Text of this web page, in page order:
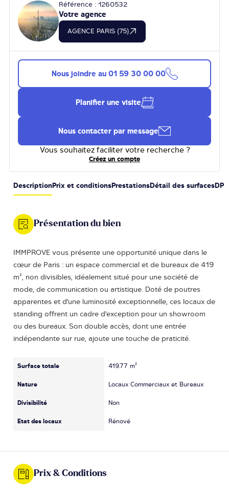
Référence : 1260532
Votre agence
AGENCE PARIS (75)
Nous joindre au 01 59 30 00 00
Planifier une visite
Nous contacter par message
Vous souhaitez faciliter votre recherche ?
Créez un compte
Description Prix et conditions Prestations Détail des surfaces DPE
Présentation du bien
IMMPROVE vous présente une opportunité unique dans le
cœur de Paris : un espace commercial et de bureaux de 419
m², non divisibles, idéalement situé pour une société de
mode, de communication ou artistique. Doté de poutres
apparentes et d'une luminosité exceptionnelle, ces locaux de
standing offrent un cadre d'exception pour un showroom
ou des bureaux. Son double accès, dont une entrée
indépendante sur rue, ajoute une touche de praticité.
Surface totale
Nature
Divisibilité
Etat des locaux
419.77 m²
Locaux Commerciaux et Bureaux
Non
Rénové
Prix & Conditions